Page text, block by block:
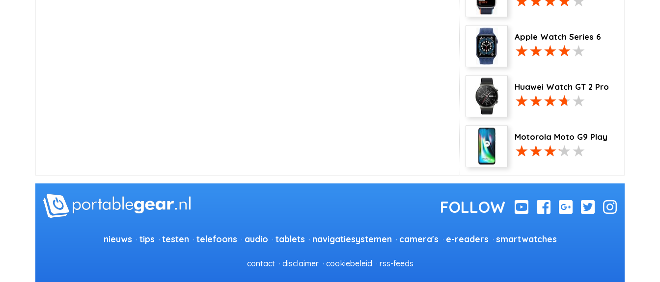
Apple Watch Series 6
Huawei Watch GT 2 Pro
Motorola Moto G9 Play
nieuws tips testen telefoons audio tablets navigatiesystemen camera's e-readers smartwatches
contact disclaimer cookiebeleid rss-feeds